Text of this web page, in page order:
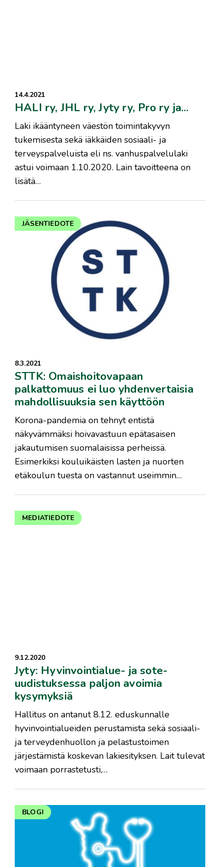
14.4.2021
HALI ry, JHL ry, Jyty ry, Pro ry ja...
​Laki ikääntyneen väestön toimintakyvyn
tukemisesta sekä iäkkäiden sosiaali- ja
terveyspalveluista eli ns. vanhuspalvelulaki
astui voimaan 1.10.2020. Lain tavoitteena on
lisätä…
JÄSENTIEDOTE
8.3.2021
STTK: Omaishoitovapaan
palkattomuus ei luo yhdenvertaisia
mahdollisuuksia sen käyttöön
Korona-pandemia on tehnyt entistä
näkyvämmäksi hoivavastuun epätasaisen
jakautumisen suomalaisissa perheissä.
Esimerkiksi kouluikäisten lasten ja nuorten
etäkoulun tuesta on vastannut useimmin…
MEDIATIEDOTE
9.12.2020
Jyty: Hyvinvointialue- ja sote-
uudistuksessa paljon avoimia
kysymyksiä
Hallitus on antanut 8.12. eduskunnalle
hyvinvointialueiden perustamista sekä sosiaali-
ja terveydenhuollon ja pelastustoimen
järjestämistä koskevan lakiesityksen. Lait tulevat
voimaan porrastetusti,…
BLOGI